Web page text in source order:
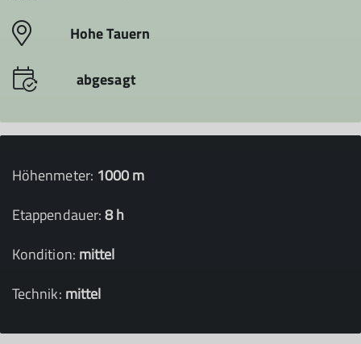
Hohe Tauern
abgesagt
Höhenmeter: 1000 m
Etappendauer:8 h
Kondition: mittel
Technik: mittel